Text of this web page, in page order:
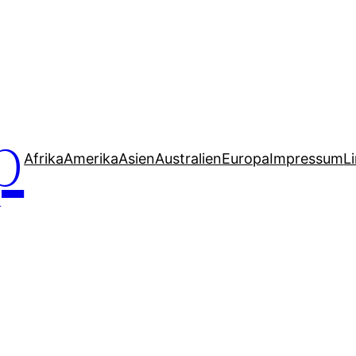
AfrikaAmerikaAsienAustralienEuropaImpressum